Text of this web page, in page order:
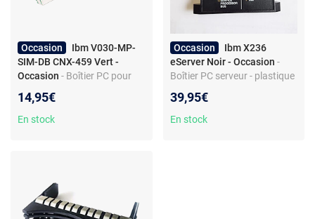
Occasion
Ibm V030-MP-
SIM-DB CNX-459 Vert -
Occasion - Boîtier PC pour
Plastique et métal -
Connecteur SIM
14,95€
En stock
Occasion
Ibm X236
eServer Noir - Occasion -
Boîtier PC serveur - plastique
sobre - indicateur ventilateur
39,95€
En stock